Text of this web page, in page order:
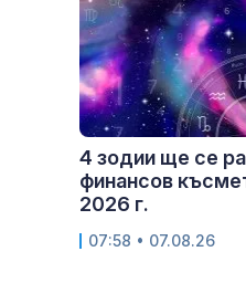
4 зодии ще се
финансов
2026 г.
07:58 • 07.08.26